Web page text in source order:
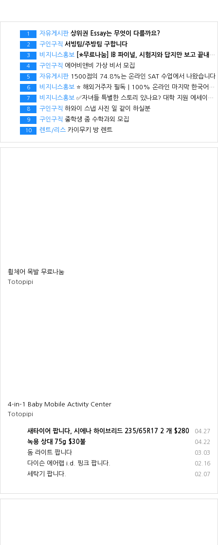
1 자유게시판 상위권 Essay는 무엇이 다를까요?
2 구인구직 서빙팀/주방팀 구합니다
3 비지니스홍보 [⭐무료나눔] IB 파이널, 시험지와 답지만 보고 끝내실 건가요?
4 구인구직 에어비앤비 가상 비서 모집
5 자유게시판 1500점의 74.8%는 온라인 SAT 수업에서 나왔습니다
6 비지니스홍보 ⭐ 해외거주자 필독｜100% 온라인 마지막 한국어교원 2급 추가모집 (~8/2)
7 비지니스홍보 ✅자녀들 특별한 스토리 있나요? 대학 지원 에세이에서 갈리는데..
8 구인구직 하와이 스냅 사진 일 같이 하실분
9 구인구직 중학생 줌 수학과외 모집
10 렌트/리스 카이무키 방 렌트
휠체어 목발 무료나눔
Totopipi
4-in-1 Baby Mobile Activity Center
Totopipi
04.27
새타이어 팝니다, 시에나 하이브리드 235/65R17 2 개 $280
04.22
녹용 상대 75g $30불
03.03
돔 라이트 팝니다
02.16
다이슨 에어랩 i.d. 핑크 팝니다.
02.07
세탁기 팝니다.